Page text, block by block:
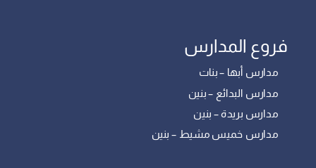
فروع المدارس
مدارس أبها – بنات
مدارس البدائع – بنين
مدارس بريدة – بنين
مدارس خميس مشيط – بنين